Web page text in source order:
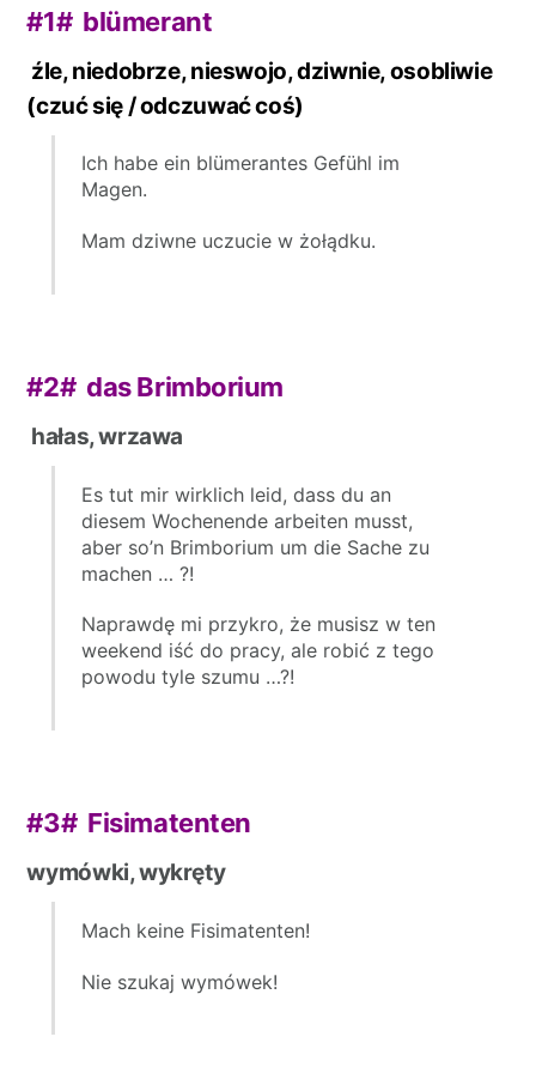
#1# blümerant
źle, niedobrze, nieswojo, dziwnie, osobliwie
(czuć się / odczuwać coś)
Ich habe ein blümerantes Gefühl im
Magen.
Mam dziwne uczucie w żołądku.
#2# das Brimborium
hałas, wrzawa
Es tut mir wirklich leid, dass du an
diesem Wochenende arbeiten musst,
aber so’n Brimborium um die Sache zu
machen … ?!
Naprawdę mi przykro, że musisz w ten
weekend iść do pracy, ale robić z tego
powodu tyle szumu …?!
#3# Fisimatenten
wymówki, wykręty
Mach keine Fisimatenten!
Nie szukaj wymówek!